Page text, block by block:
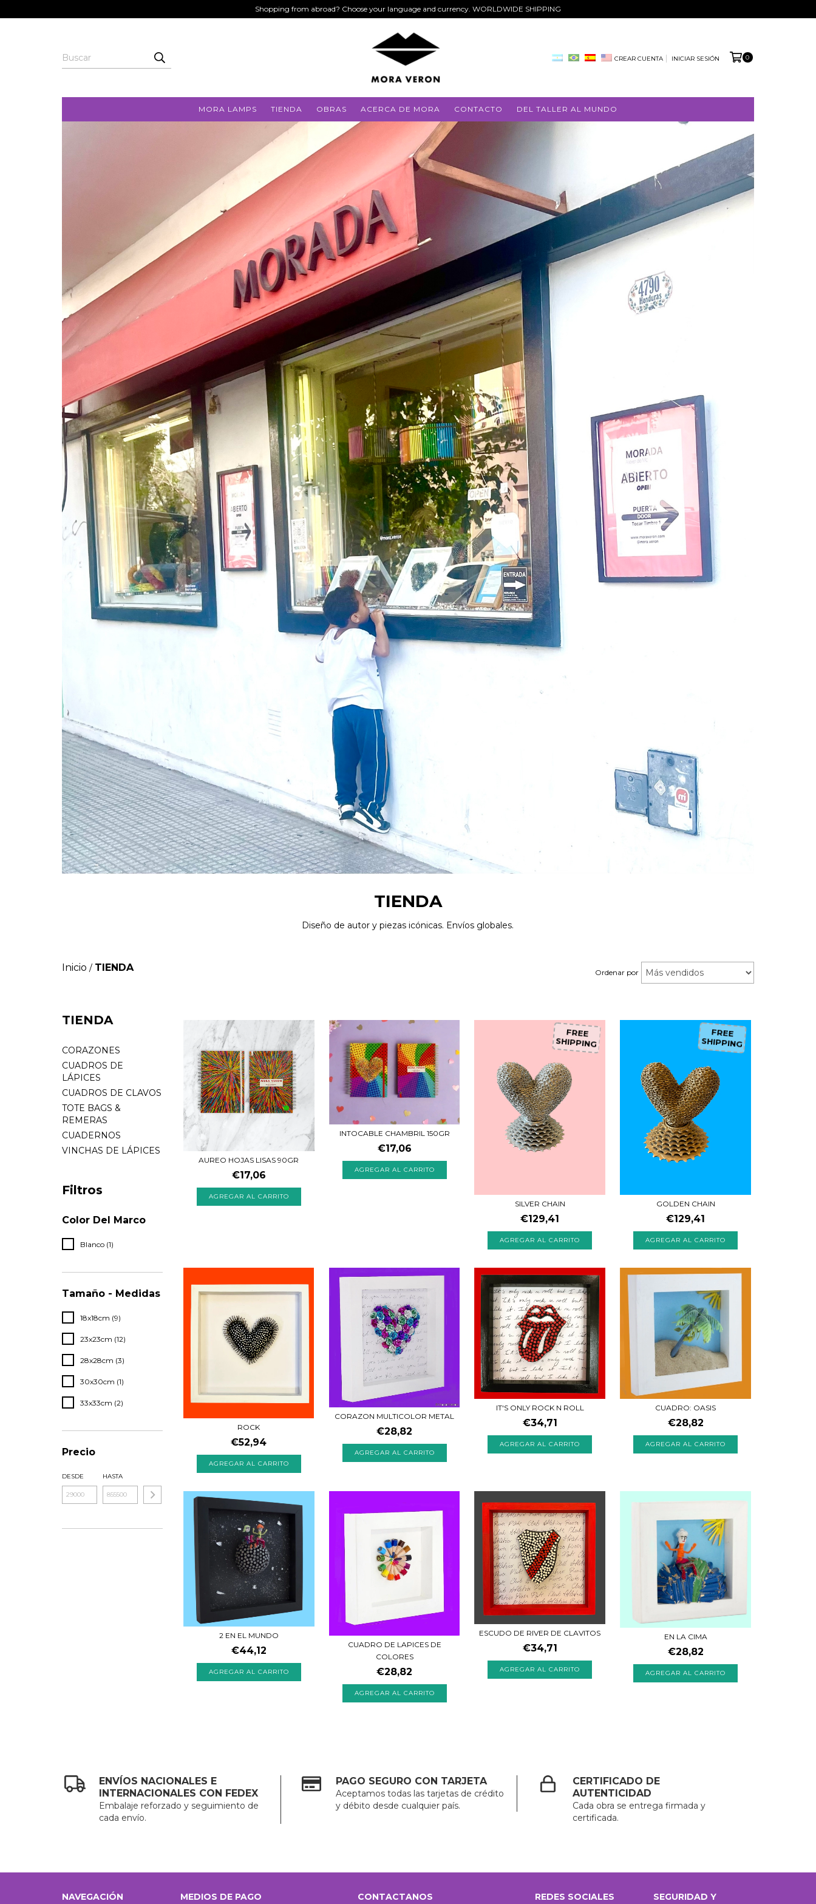
Shopping from abroad? Choose your language and currency. WORLDWIDE SHIPPING
CREAR CUENTA INICIAR SESIÓN 0
MORA LAMPS TIENDA OBRAS ACERCA DE MORA CONTACTO DEL TALLER AL MUNDO
TIENDA
Diseño de autor y piezas icónicas. Envíos globales.
Inicio / TIENDA Ordenar por
TIENDA
CORAZONES
CUADROS DE
LÁPICES
CUADROS DE CLAVOS
TOTE BAGS &
REMERAS
CUADERNOS
VINCHAS DE LÁPICES
Filtros
Color Del Marco
Blanco (1)
Tamaño - Medidas
18x18cm (9)
23x23cm (12)
28x28cm (3)
30x30cm (1)
33x33cm (2)
Precio
DESDE HASTA
AUREO HOJAS LISAS 90GR
€17,06
INTOCABLE CHAMBRIL 150GR
€17,06
FREE
SHIPPING
SILVER CHAIN
€129,41
FREE
SHIPPING
GOLDEN CHAIN
€129,41
ROCK
€52,94
AGREGAR AL CARRITO
CORAZON MULTICOLOR METAL
€28,82
AGREGAR AL CARRITO
IT'S ONLY ROCK N ROLL
€34,71
CUADRO: OASIS
€28,82
2 EN EL MUNDO
€44,12
CUADRO DE LAPICES DE
COLORES
€28,82
ESCUDO DE RIVER DE CLAVITOS
€34,71
EN LA CIMA
€28,82
ENVÍOS NACIONALES E
INTERNACIONALES CON FEDEX
Embalaje reforzado y seguimiento de
cada envío.
PAGO SEGURO CON TARJETA
Aceptamos todas las tarjetas de crédito
y débito desde cualquier país.
CERTIFICADO DE
AUTENTICIDAD
Cada obra se entrega firmada y
certificada.
NAVEGACIÓN MEDIOS DE PAGO CONTACTANOS REDES SOCIALES
SEGURIDAD Y